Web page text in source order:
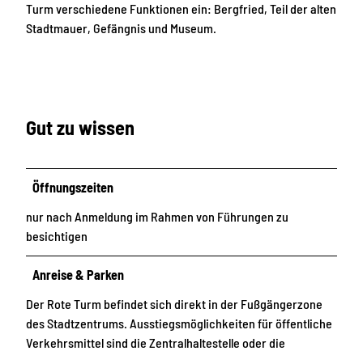
Turm verschiedene Funktionen ein: Bergfried, Teil der alten
Stadtmauer, Gefängnis und Museum.
Gut zu wissen
Öffnungszeiten
nur nach Anmeldung im Rahmen von Führungen zu
besichtigen
Anreise & Parken
Der Rote Turm befindet sich direkt in der Fußgängerzone
des Stadtzentrums. Ausstiegsmöglichkeiten für öffentliche
Verkehrsmittel sind die Zentralhaltestelle oder die